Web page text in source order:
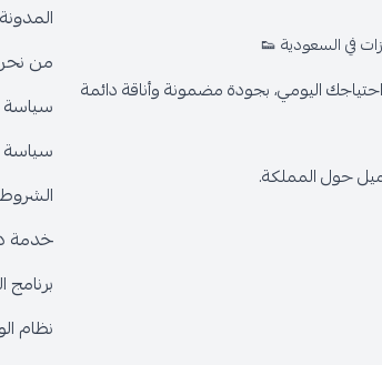
في السعودية 👟
اليومي، بجودة مضمونة وأناقة دائمة
المدونة
من
سياسة
خدمة
برنامج
نظام